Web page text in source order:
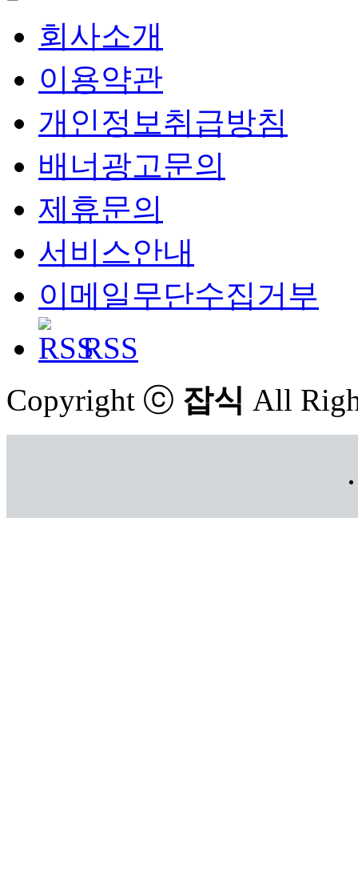
회사소개
이용약관
개인정보취급방침
배너광고문의
제휴문의
서비스안내
이메일무단수집거부
RSS
Copyright ⓒ 잡식 All